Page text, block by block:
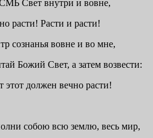
Свет внутри и вовне,
расти! Расти и расти!
сознанья вовне и во мне,
Божий Свет, а затем возвести:
этот должен вечно расти!
собою всю землю, весь мир,